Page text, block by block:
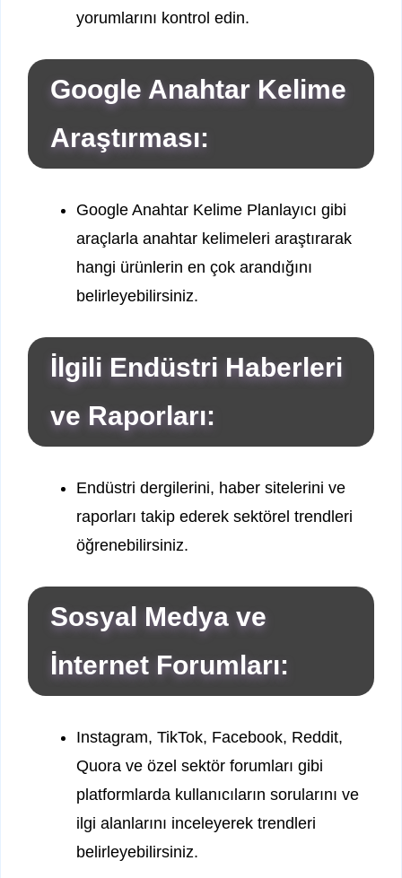
yorumlarını kontrol edin.
Google Anahtar Kelime
Araştırması:
Google Anahtar Kelime Planlayıcı gibi
araçlarla anahtar kelimeleri araştırarak
hangi ürünlerin en çok arandığını
belirleyebilirsiniz.
İlgili Endüstri Haberleri
ve Raporları:
Endüstri dergilerini, haber sitelerini ve
raporları takip ederek sektörel trendleri
öğrenebilirsiniz.
Sosyal Medya ve
İnternet Forumları:
Instagram, TikTok, Facebook, Reddit,
Quora ve özel sektör forumları gibi
platformlarda kullanıcıların sorularını ve
ilgi alanlarını inceleyerek trendleri
belirleyebilirsiniz.